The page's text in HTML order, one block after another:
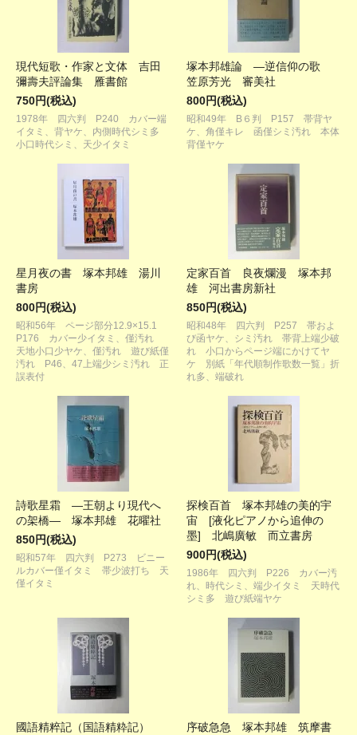
現代短歌・作家と文体 吉田
彌壽夫評論集 雁書館
750円(税込)
1978年 四六判 P240 カバー端
イタミ、背ヤケ、内側時代シミ多
小口時代シミ、天少イタミ
塚本邦雄論 ―逆信仰の歌
笠原芳光 審美社
800円(税込)
昭和49年 B６判 P157 帯背ヤ
ケ、角僅キレ 函僅シミ汚れ 本体
背僅ヤケ
星月夜の書 塚本邦雄 湯川
書房
800円(税込)
昭和56年 ページ部分12.9×15.1
P176 カバー少イタミ、僅汚れ
天地小口少ヤケ、僅汚れ 遊び紙僅
汚れ P46、47上端少シミ汚れ 正
誤表付
定家百首 良夜爛漫 塚本邦
雄 河出書房新社
850円(税込)
昭和48年 四六判 P257 帯およ
び函ヤケ、シミ汚れ 帯背上端少破
れ 小口からページ端にかけてヤ
ケ 別紙「年代順制作歌数一覧」折
れ多、端破れ
詩歌星霜 ―王朝より現代へ
の架橋― 塚本邦雄 花曜社
850円(税込)
昭和57年 四六判 P273 ビニー
ルカバー僅イタミ 帯少波打ち 天
僅イタミ
探検百首 塚本邦雄の美的宇
宙 [液化ピアノから追伸の
墨] 北嶋廣敏 而立書房
900円(税込)
1986年 四六判 P226 カバー汚
れ、時代シミ、端少イタミ 天時代
シミ多 遊び紙端ヤケ
國語精粹記（国語精粋記）
序破急急 塚本邦雄 筑摩書